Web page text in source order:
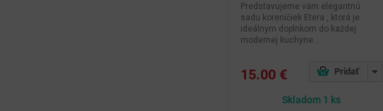
Predstavujeme vám elegantnú
sadu koreničiek Etera , ktorá je
ideálnym doplnkom do každej
modernej kuchyne...
15.00 €
Skladom 1 ks